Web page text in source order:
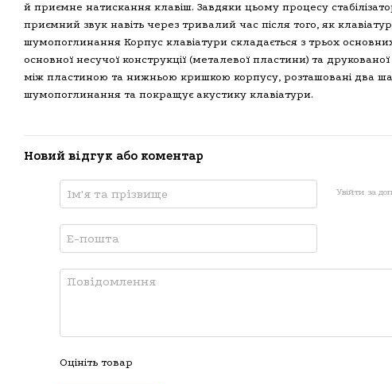
й приємне натискання клавіш. Завдяки цьому процесу
приємний звук навіть через тривалий час після того, як
шумопоглинання Корпус клавіатури складається з трьох
основної несучої конструкції (металевої пластини) та
між пластиною та нижньою кришкою корпусу, розташовані два
шумопоглинання та покращує акустику клавіатури.
Новий відгук або коментар
Увійти за
Оцініть товар